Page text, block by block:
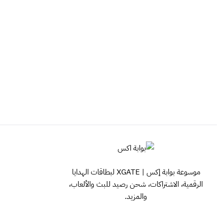
موسوعة بوابة إكس | XGATE لبطاقات الهدايا
الرقمية، الاشتراكات، شحن رصيد للبث والألعاب،
والمزيد.